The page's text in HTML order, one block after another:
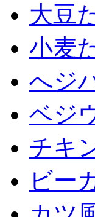
大豆
小麦
へジ
ベジ
チキ
ビー